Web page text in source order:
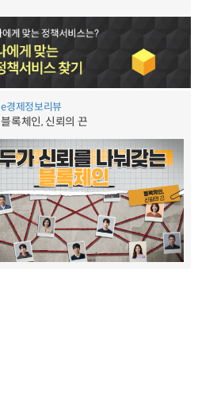
e경제정보리뷰
블록체인, 신뢰의 끈